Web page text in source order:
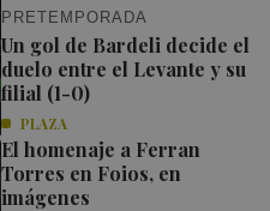
PRETEMPORADA
Un gol de Bardeli decide el
duelo entre el Levante y su
filial (1-0)
PLAZA
El homenaje a Ferran
Torres en Foios, en
imágenes